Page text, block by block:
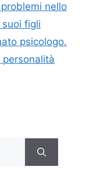
nello
figli
psicologo.
personalità